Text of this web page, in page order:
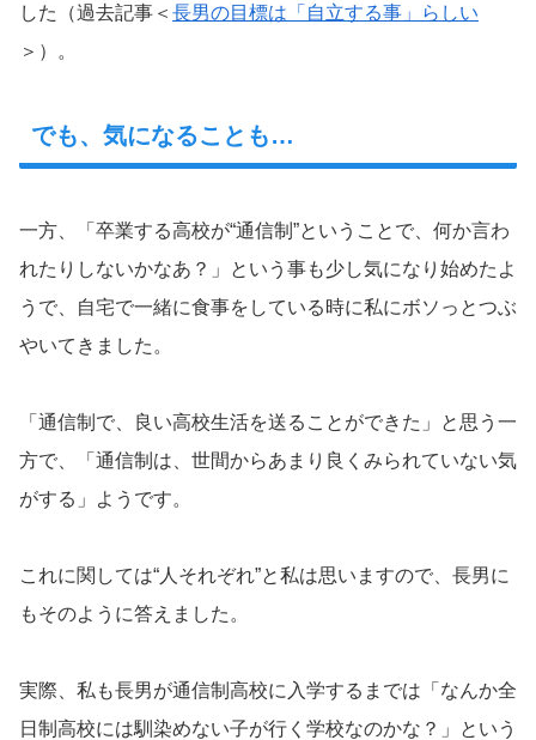
した（過去記事＜ 長男の目標は「自立する事」らしい
＞）。
でも、気になることも…
一方、「卒業する高校が“通信制”ということで、何か言わ
れたりしないかなあ？」という事も少し気になり始めたよ
うで、自宅で一緒に食事をしている時に私にボソっとつぶ
やいてきました。
「通信制で、良い高校生活を送ることができた」と思う一
方で、「通信制は、世間からあまり良くみられていない気
がする」ようです。
これに関しては“人それぞれ”と私は思いますので、長男に
もそのように答えました。
実際、私も長男が通信制高校に入学するまでは「なんか全
日制高校には馴染めない子が行く学校なのかな？」という